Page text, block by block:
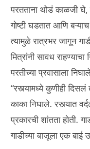
परतताना थोडं काळजी
गोष्टी घडतात आणि
त्यामुळे रात्रभर जागून
मित्रांनी सावध
परतीच्या प्रवासाला
“रस्त्यामध्ये कुणीही
काका निघाले. रस्त्यात
प्रकारची शांतता होती.
गाडीच्या बाजूला एक